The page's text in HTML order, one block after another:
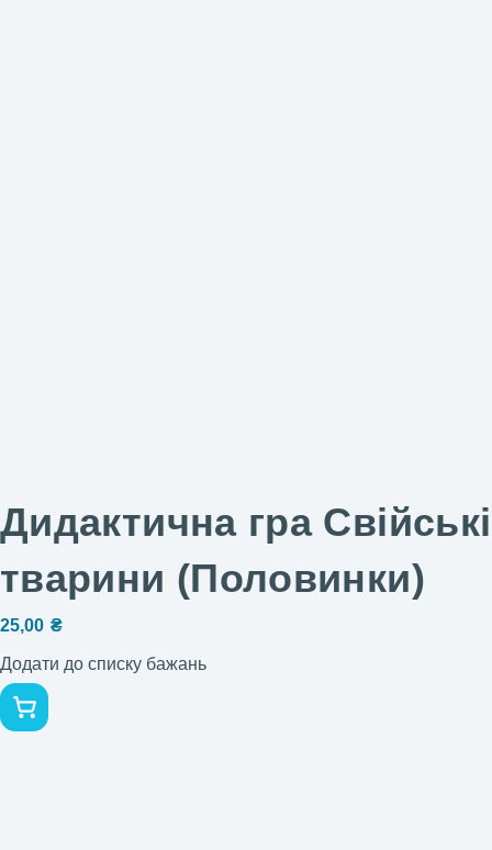
Дидактична гра Свійські
тварини (Половинки)
25,00 ₴
Додати до списку бажань